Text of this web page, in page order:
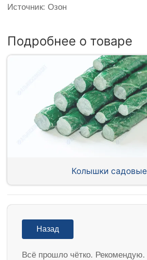
Источник: Озон
Подробнее о товаре
Колышки садовые
Назад
Всё прошло чётко. Рекомендую.